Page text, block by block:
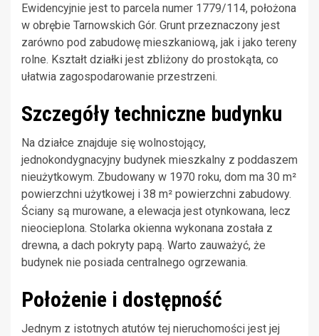
Ewidencyjnie jest to parcela numer 1779/114, położona
w obrębie Tarnowskich Gór. Grunt przeznaczony jest
zarówno pod zabudowę mieszkaniową, jak i jako tereny
rolne. Kształt działki jest zbliżony do prostokąta, co
ułatwia zagospodarowanie przestrzeni.
Szczegóły techniczne budynku
Na działce znajduje się wolnostojący,
jednokondygnacyjny budynek mieszkalny z poddaszem
nieużytkowym. Zbudowany w 1970 roku, dom ma 30 m²
powierzchni użytkowej i 38 m² powierzchni zabudowy.
Ściany są murowane, a elewacja jest otynkowana, lecz
nieocieplona. Stolarka okienna wykonana została z
drewna, a dach pokryty papą. Warto zauważyć, że
budynek nie posiada centralnego ogrzewania.
Położenie i dostępność
Jednym z istotnych atutów tej nieruchomości jest jej